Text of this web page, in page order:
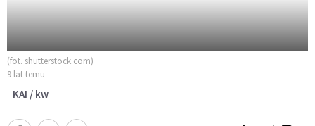
(fot. shutterstock.com)
9 lat temu
KAI / kw